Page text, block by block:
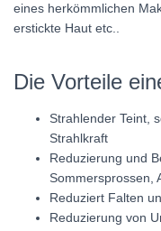
eines herkömmlichen
erstickte Haut etc..
Die Vorteile
Strahlender Teint,
Strahlkraft
Reduzierung und
Sommersprossen,
Reduziert Falten
Reduzierung von